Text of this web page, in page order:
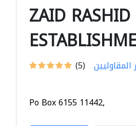
ZAID
(5) المقاوليين
Po Box 6155 11442,